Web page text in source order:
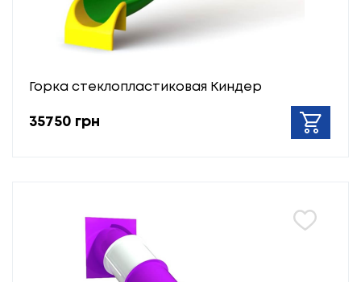
Горка стеклопластиковая Киндер
35750 грн